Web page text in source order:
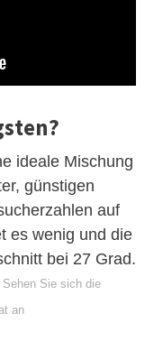
ideale Mischung
günstigen
auf
es wenig und die
bei 27 Grad.
Sehen Sie sich die
an